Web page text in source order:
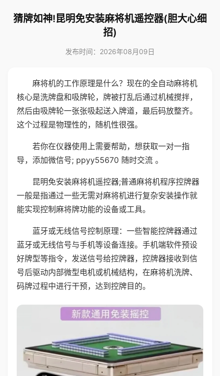
猜牌如神!昆明免安装麻将机遥控器(胆大心细
招)
发布时间：2026年08月09日
麻将机的工作原理是什么？现在的全自动麻将机
核心是洗牌盘和吸牌轮，牌被打乱后通过机械搅拌，
然后由吸牌轮一张张吸起送入牌道，最后码放整齐。
这个过程是物理性的，随机性很强。
若你在仪器使用上需要帮助，想获取一对一指
导，添加微信号; ppyy55670 随时交流 。
昆明免安装麻将机遥控器;普通麻将机程序控牌器
一般是指通过一些无需对麻将机进行复杂安装操作就
能实现控制麻将牌功能的设备或工具。
蓝牙或无线信号控制原理：一些智能控牌器通过
蓝牙或无线信号与手机等设备连接。手机端软件预设
好牌型等指令，发送信号给控牌器，控牌器接收到信
号后驱动内部微型电机或机械结构，在麻将机洗牌、
码牌过程中进行干预，达到控牌目的。